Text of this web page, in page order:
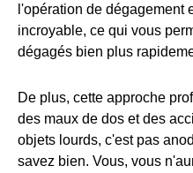
l'opération de dégagement
incroyable, ce qui vous
dégagés bien plus
De plus, cette approche
des maux de dos et des
objets lourds, c'est pas
savez bien. Vous, vous